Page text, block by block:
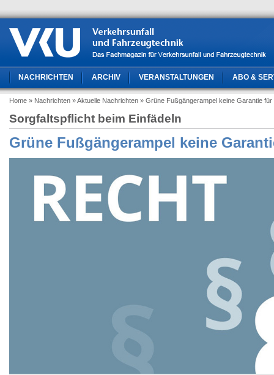
NACHRICHTEN ARCHIV VERANSTALTUNGEN ABO &
Home » Nachrichten » Aktuelle Nachrichten » Grüne Fußgängerampel keine Garantie für
Sorgfaltspflicht beim Einfädeln
Grüne Fußgängerampel keine